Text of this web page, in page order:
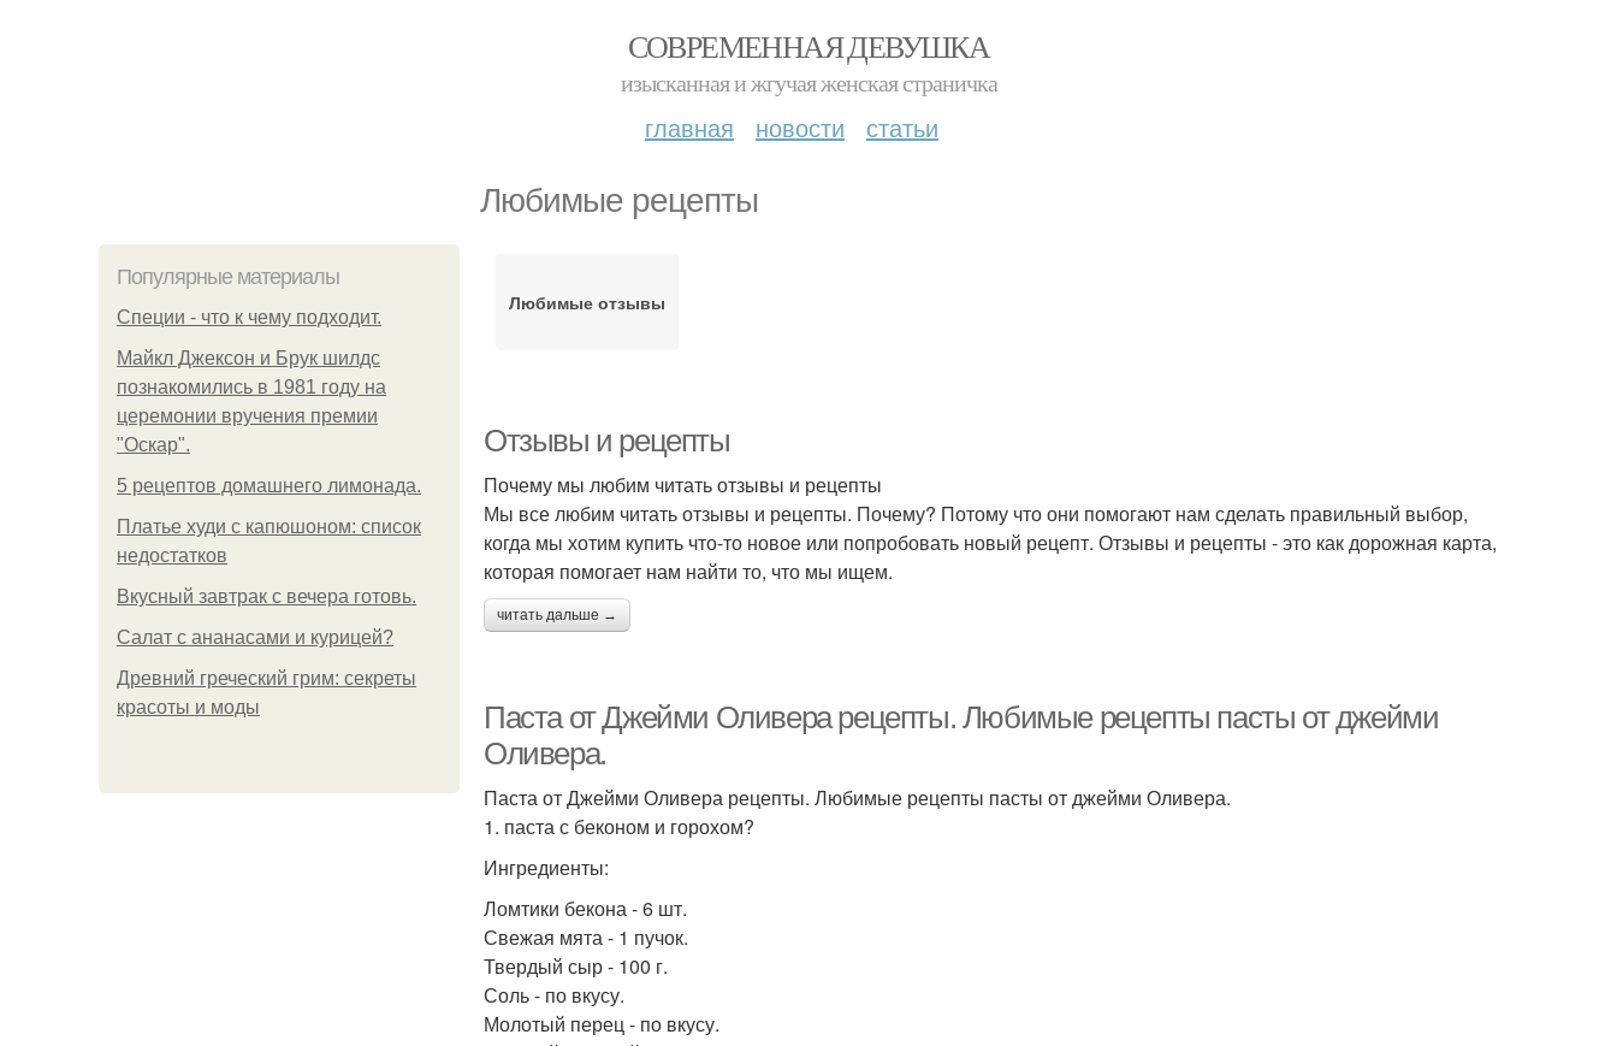
СОВРЕМЕННАЯ ДЕВУШКА
изысканная и жгучая женская страничка
главная новости статьи
Любимые рецепты
Популярные материалы
Специи - что к чему подходит.
Майкл Джексон и Брук шилдс
познакомились в 1981 году на
церемонии вручения премии
"Оскар".
5 рецептов домашнего лимонада.
Платье худи с капюшоном: список
недостатков
Вкусный завтрак с вечера готовь.
Салат с ананасами и курицей?
Древний греческий грим: секреты
красоты и моды
Любимые отзывы
Отзывы и рецепты
Почему мы любим читать отзывы и рецепты
Мы все любим читать отзывы и рецепты. Почему? Потому что они помогают нам сделать правильный выбор,
когда мы хотим купить что-то новое или попробовать новый рецепт. Отзывы и рецепты - это как дорожная карта,
которая помогает нам найти то, что мы ищем.
читать дальше →
Паста от Джейми Оливера рецепты. Любимые рецепты пасты от джейми
Оливера.
Паста от Джейми Оливера рецепты. Любимые рецепты пасты от джейми Оливера.
1. паста с беконом и горохом?
Ингредиенты:
Ломтики бекона - 6 шт.
Свежая мята - 1 пучок.
Твердый сыр - 100 г.
Соль - по вкусу.
Молотый перец - по вкусу.